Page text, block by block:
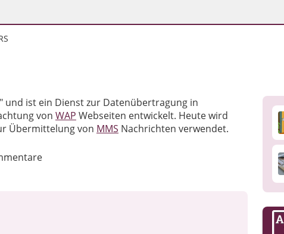
und ist ein Dienst zur Datenübertragung in
von WAP Webseiten entwickelt. Heute wird
Übermittelung von MMS Nachrichten verwendet.